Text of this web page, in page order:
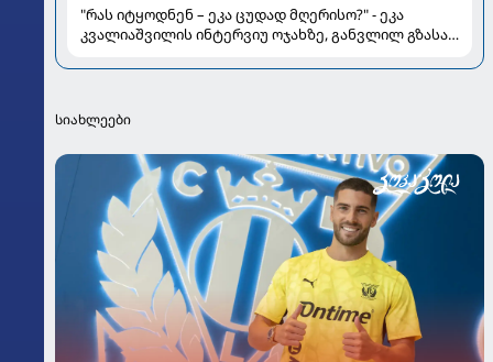
"რას იტყოდნენ – ეკა ცუდად მღერისო?" - ეკა
კვალიაშვილის ინტერვიუ ოჯახზე, განვლილ გზასა
სიახლეები